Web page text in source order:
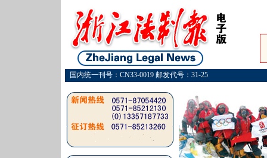
国内统一刊号：CN33-0019 邮发代号：31-25